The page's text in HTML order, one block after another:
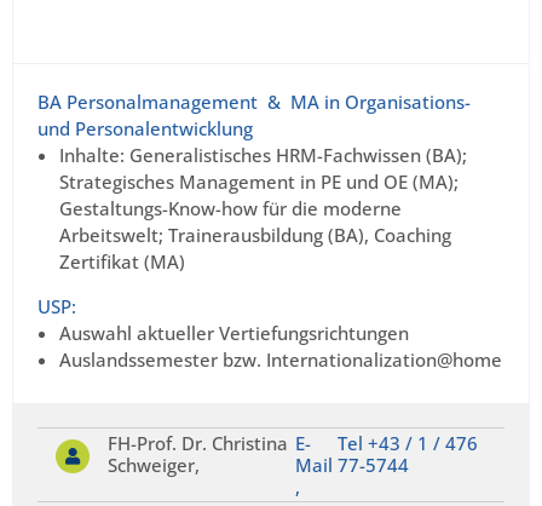
BA Personalmanagement & MA in Organisations-
und Personalentwicklung
Inhalte: Generalistisches HRM-Fachwissen (BA);
Strategisches Management in PE und OE (MA);
Gestaltungs-Know-how für die moderne
Arbeitswelt; Trainerausbildung (BA), Coaching
Zertifikat (MA)
USP:
Auswahl aktueller Vertiefungsrichtungen
Auslandssemester bzw. Internationalization@home
FH-Prof. Dr. Christina
Schweiger,
E-
Mail
,
Tel +43 / 1 / 476
77-5744